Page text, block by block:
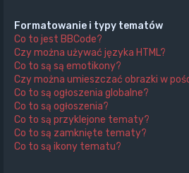
Formatowanie i typy tematów
Co to jest BBCode?
Czy można używać języka HTML?
Co to są są emotikony?
Czy można umieszczać obrazki w
Co to są ogłoszenia globalne?
Co to są ogłoszenia?
Co to są przyklejone tematy?
Co to są zamknięte tematy?
Co to są ikony tematu?